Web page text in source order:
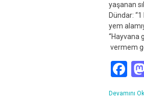
yaşanan
Dündar:
yem
“Hayvana
vermem
Devamını